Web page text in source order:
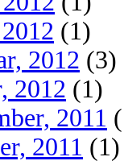
(1)
2012 (3)
2012 (1)
2011
2011 (1)